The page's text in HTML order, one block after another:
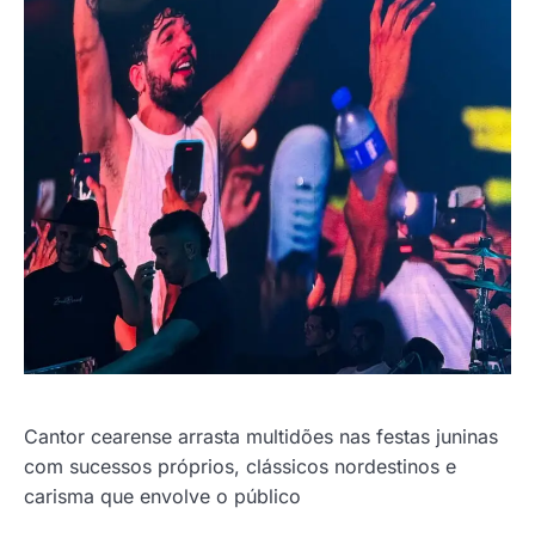
Cantor cearense arrasta multidões nas festas juninas
com sucessos próprios, clássicos nordestinos e
carisma que envolve o público